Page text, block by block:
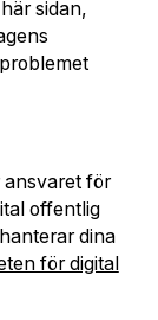
sidan,
ansvaret för
offentlig
dina
för digital